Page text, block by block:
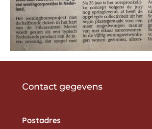
Contact gegevens
Postadres